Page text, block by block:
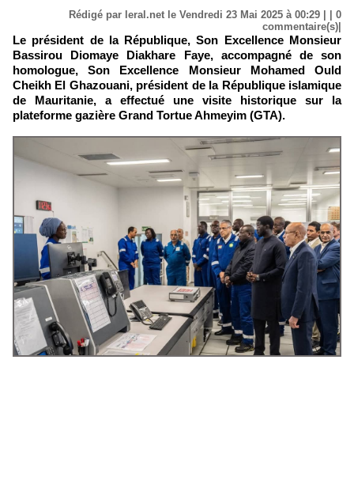
Rédigé par leral.net le Vendredi 23 Mai 2025 à 00:29 | | 0
commentaire(s)|
Le président de la République, Son Excellence Monsieur
Bassirou Diomaye Diakhare Faye, accompagné de son
homologue, Son Excellence Monsieur Mohamed Ould
Cheikh El Ghazouani, président de la République islamique
de Mauritanie, a effectué une visite historique sur la
plateforme gazière Grand Tortue Ahmeyim (GTA).